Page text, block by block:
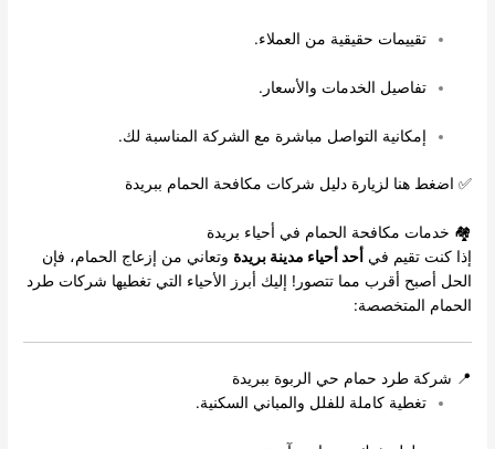
تقييمات حقيقية من العملاء.
تفاصيل الخدمات والأسعار.
إمكانية التواصل مباشرة مع الشركة المناسبة لك.
✅ اضغط هنا لزيارة دليل شركات مكافحة الحمام ببريدة
🏘️ خدمات مكافحة الحمام في أحياء بريدة
إذا كنت تقيم في أحد أحياء مدينة بريدة وتعاني من إزعاج الحمام، فإن
الحل أصبح أقرب مما تتصور! إليك أبرز الأحياء التي تغطيها شركات طرد
الحمام المتخصصة:
📍 شركة طرد حمام حي الربوة ببريدة
تغطية كاملة للفلل والمباني السكنية.